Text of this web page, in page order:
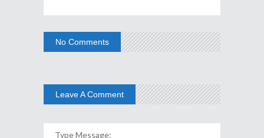
No Comments
Leave A Comment